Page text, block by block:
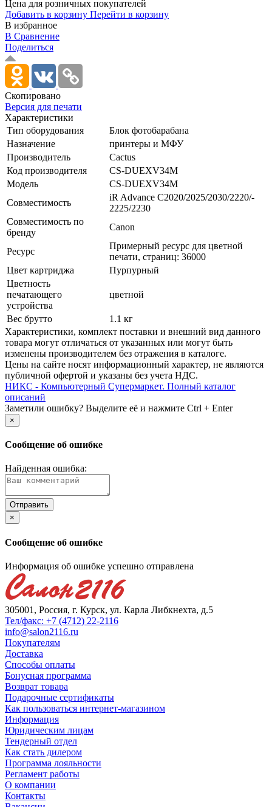
Цена для розничных покупателей
Добавить в корзину Перейти в корзину
В избранное
В Сравнение
Поделиться
Скопировано
Версия для печати
Характеристики
Тип оборудования
Блок фотобарабана
Назначение
принтеры и МФУ
Производитель
Cactus
Код производителя
CS-DUEXV34M
Модель
CS-DUEXV34M
Совместимость
iR Advance C2020/­2025/­2030/­2220/­
2225/­2230
Совместимость по
бренду
Canon
Ресурс
Примерный ресурс для цветной
печати, страниц: 36000
Цвет картриджа
Пурпурный
Цветность
печатающего
устройства
цветной
Вес брутто
1.1 кг
Xарактеристики, комплект поставки и внешний вид данного
товара могут отличаться от указанных или могут быть
изменены производителем без отражения в каталоге.
Цены на сайте носят информационный характер, не являются
публичной офертой и указаны без учета НДС.
НИКС - Компьютерный Cупермаркет. Полный каталог
описаний
Заметили ошибку? Выделите её и нажмите Ctrl + Enter
×
Сообщение об ошибке
Найденная ошибка:
×
Сообщение об ошибке
Информация об ошибке успешно отправлена
305001, Россия, г. Курск, ул. Карла Либкнехта, д.5
Тел/факс: +7 (4712) 22-2116
info@salon2116.ru
Покупателям
Доставка
Способы оплаты
Бонусная программа
Возврат товара
Подарочные сертификаты
Как пользоваться интернет-магазином
Информация
Юридическим лицам
Тендерный отдел
Как стать дилером
Программа лояльности
Регламент работы
О компании
Контакты